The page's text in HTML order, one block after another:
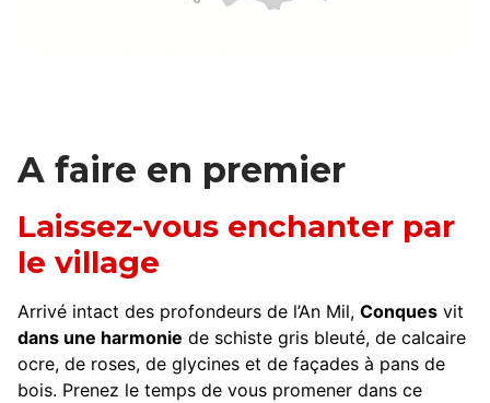
A faire en premier
Laissez-vous enchanter par
le village
Arrivé intact des profondeurs de l’An Mil, Conques vit
dans une harmonie de schiste gris bleuté, de calcaire
ocre, de roses, de glycines et de façades à pans de
bois. Prenez le temps de vous promener dans ce